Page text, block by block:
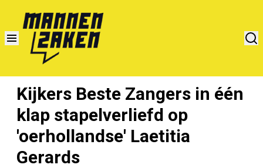
Kijkers Beste Zangers in één
klap stapelverliefd op
'oerhollandse' Laetitia
Gerards